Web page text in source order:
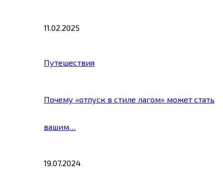
11.02.2025
Путешествия
Почему «отпуск в стиле лагом» может стать
вашим…
19.07.2024